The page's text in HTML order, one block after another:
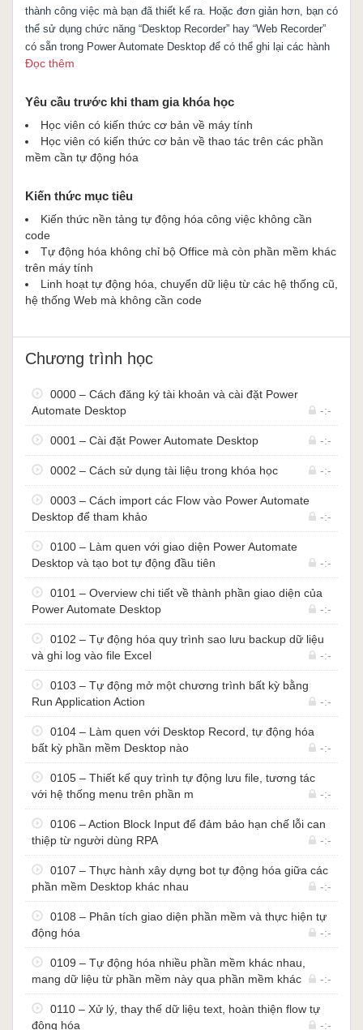
thành công việc mà bạn đã thiết kế ra. Hoặc đơn giản hơn, bạn có
thể sử dụng chức năng “Desktop Recorder” hay “Web Recorder”
có sẵn trong Power Automate Desktop để có thể ghi lại các hành
động các bạn đã thực hiện trên Desktop hoặc trang Web, sau đó
dễ dàng và nhanh chóng.
Các loại phần mềm và hành vi tự
động được hỗ trợ tốt để tự động
hóa bởi Power Automate
Desktop:
Bộ Office của Microsoft: đặc biệt là Excel,
Outlook, Word, Power Point, …
Các trang Web
Các phần mềm desktop: Misa SME, các phần
mềm cũ, không có chức năng import và Export dữ
Các phần mềm cơ sở dữ liệu
Các thao tác bằng chuột và bàn phím trên giao
diện của màn hình máy tính
Một số thao tác nhận dạng hình ảnh, nhận
dạng chữ, số được hỗ trợ bởi các dịch vụ đến từ
bên thứ 3
Tự động hóa việc chạy các đoạn Code được
định nghĩa sẵn bằng VBA, VBS, Python,
JavaScript, Power Shell, CMD
…
Một số quy trình được hỗ trợ tự
động hóa tốt bởi Power
Automate Desktop:
Trích xuất dữ liệu từ hệ thống cũ không có chức
năng xuất dữ liệu ra file Excel
Đọc thêm
Yêu cầu trước khi tham gia khóa học
Học viên có kiến thức cơ bản về máy tính
Học viên có kiến thức cơ bản về thao tác trên các phần
mềm cần tự động hóa
Kiến thức mục tiêu
Kiến thức nền tảng tự động hóa công việc không cần
code
Tự động hóa không chỉ bộ Office mà còn phần mềm khác
trên máy tính
Linh hoạt tự động hóa, chuyển dữ liệu từ các hệ thống cũ,
hệ thống Web mà không cần code
Chương trình học
0000 – Cách đăng ký tài khoản và cài đặt Power
Automate Desktop
-:-
0001 – Cài đặt Power Automate Desktop -:-
0002 – Cách sử dụng tài liệu trong khóa học -:-
0003 – Cách import các Flow vào Power Automate
Desktop để tham khảo
-:-
0100 – Làm quen với giao diện Power Automate
Desktop và tạo bot tự động đầu tiên
-:-
0101 – Overview chi tiết về thành phần giao diện của
Power Automate Desktop
-:-
0102 – Tự động hóa quy trình sao lưu backup dữ liệu
và ghi log vào file Excel
-:-
0103 – Tự động mở một chương trình bất kỳ bằng
Run Application Action
-:-
0104 – Làm quen với Desktop Record, tự động hóa
bất kỳ phần mềm Desktop nào
-:-
0105 – Thiết kế quy trình tự động lưu file, tương tác
với hệ thống menu trên phần m
-:-
0106 – Action Block Input để đảm bảo hạn chế lỗi can
thiệp từ người dùng RPA
-:-
0107 – Thực hành xây dựng bot tự động hóa giữa các
phần mềm Desktop khác nhau
-:-
0108 – Phân tích giao diện phần mềm và thực hiện tự
động hóa
-:-
0109 – Tự động hóa nhiều phần mềm khác nhau,
mang dữ liệu từ phần mềm này qua phần mềm khác
-:-
0110 – Xử lý, thay thế dữ liệu text, hoàn thiện flow tự
động hóa
-:-